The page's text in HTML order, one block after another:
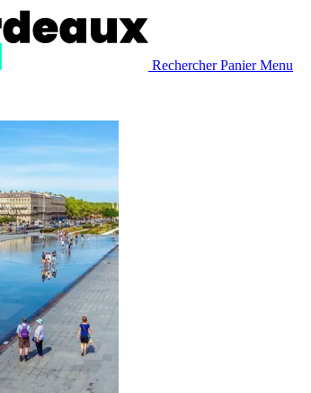
Rechercher Panier Menu